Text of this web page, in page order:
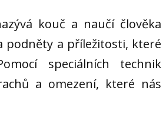
kouč a naučí člověka
podněty a příležitosti, které
speciálních technik
a omezení, které nás